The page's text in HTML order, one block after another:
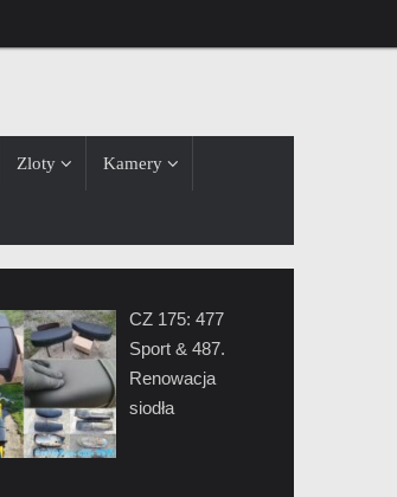
Zloty Kamery
CZ 175: 477
Sport & 487.
Renowacja
siodła